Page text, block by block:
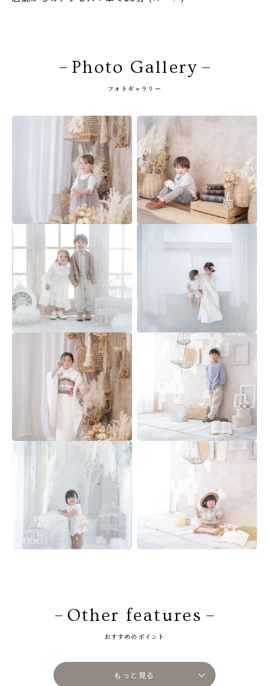
Photo Gallery
フォトギャラリー
Other features
おすすめのポイント
もっと見る